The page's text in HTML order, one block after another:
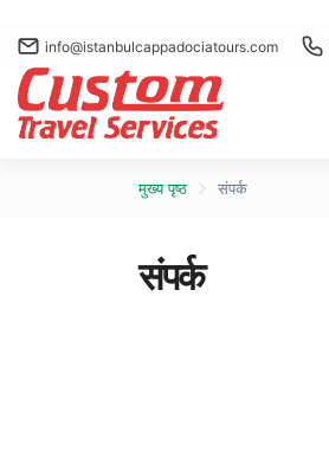
info@istanbulcappadociatours.com
मुख्य पृष्ठ संपर्क
संपर्क